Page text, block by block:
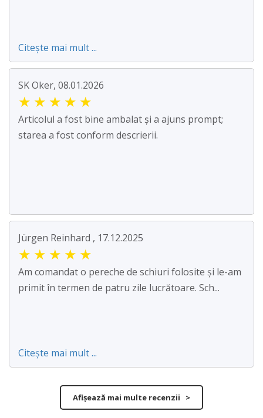
Citește mai mult ...
SK Oker, 08.01.2026
★ ★ ★ ★ ★
Articolul a fost bine ambalat și a ajuns prompt;
starea a fost conform descrierii.
Jürgen Reinhard , 17.12.2025
★ ★ ★ ★ ★
Am comandat o pereche de schiuri folosite și le-am
primit în termen de patru zile lucrătoare. Sch...
Citește mai mult ...
Afișează mai multe recenzii >